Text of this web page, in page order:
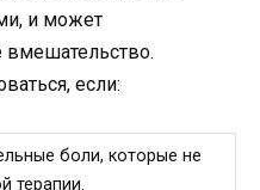
и может
вмешательство.
если:
боли, которые не
терапии.